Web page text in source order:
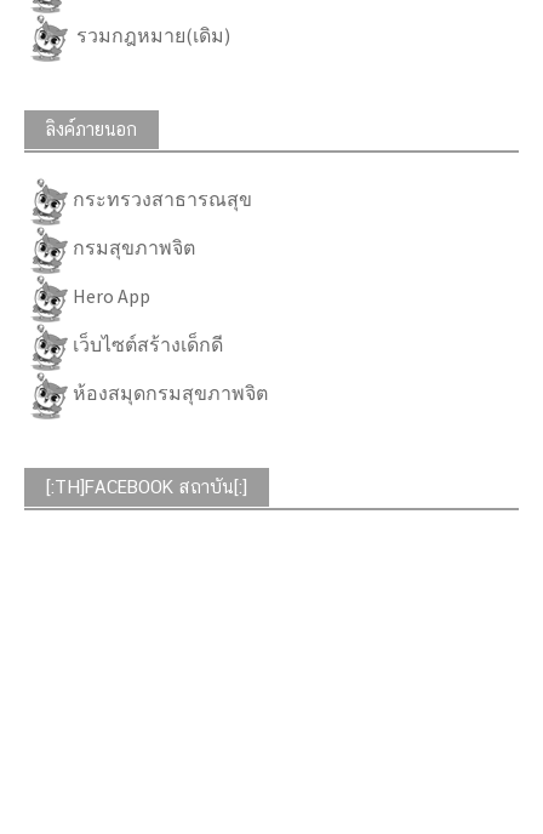
รวมกฎหมาย(เดิม)
ลิงค์ภายนอก
กระทรวงสาธารณสุข
กรมสุขภาพจิต
Hero App
เว็บไซต์สร้างเด็กดี
ห้องสมุดกรมสุขภาพจิต
[:TH]FACEBOOK สถาบัน[:]